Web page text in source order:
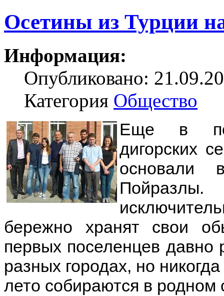
Осетины из Турции
Информация:
Опубликовано:
Категория Общество
Еще в
дигорских
основали
бережно хранят свои
первых поселенцев давно
разных городах, но
лето собираются в родном